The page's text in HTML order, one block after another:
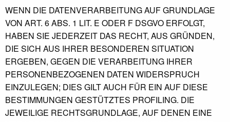
WENN DIE DATENVERARBEITUNG AUF GRUNDLAGE
VON ART. 6 ABS. 1 LIT. E ODER F DSGVO ERFOLGT,
HABEN SIE JEDERZEIT DAS RECHT, AUS GRÜNDEN,
DIE SICH AUS IHRER BESONDEREN SITUATION
ERGEBEN, GEGEN DIE VERARBEITUNG IHRER
PERSONENBEZOGENEN DATEN WIDERSPRUCH
EINZULEGEN; DIES GILT AUCH FÜR EIN AUF DIESE
BESTIMMUNGEN GESTÜTZTES PROFILING. DIE
JEWEILIGE RECHTSGRUNDLAGE, AUF DENEN EINE